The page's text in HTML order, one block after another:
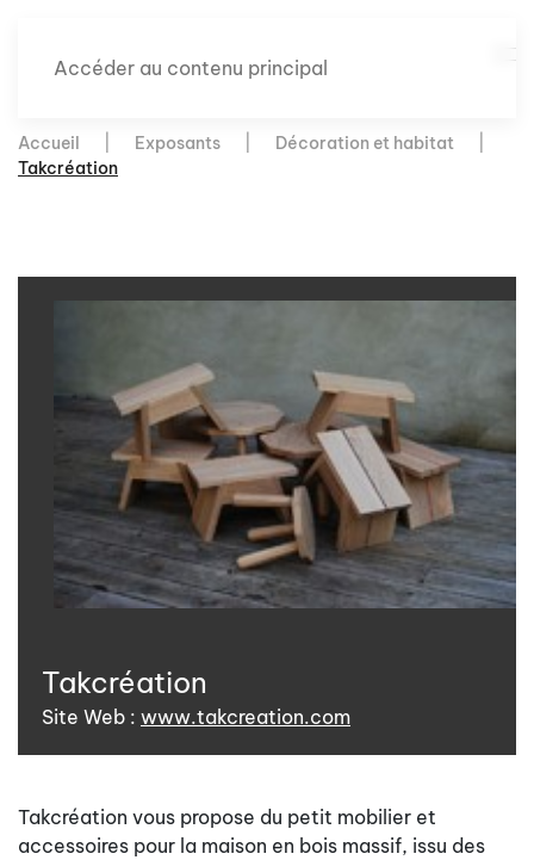
Accéder au contenu principal
Accueil Exposants
Décoration et habitat
Takcréation
Takcréation
Site Web : www.takcreation.com
Takcréation vous propose du petit mobilier et
accessoires pour la maison en bois massif, issu des